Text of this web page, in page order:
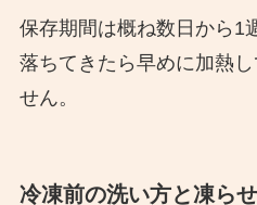
保存期間は概ね数日から1
落ちてきたら早めに加熱
せん。
冷凍前の洗い方と凍ら